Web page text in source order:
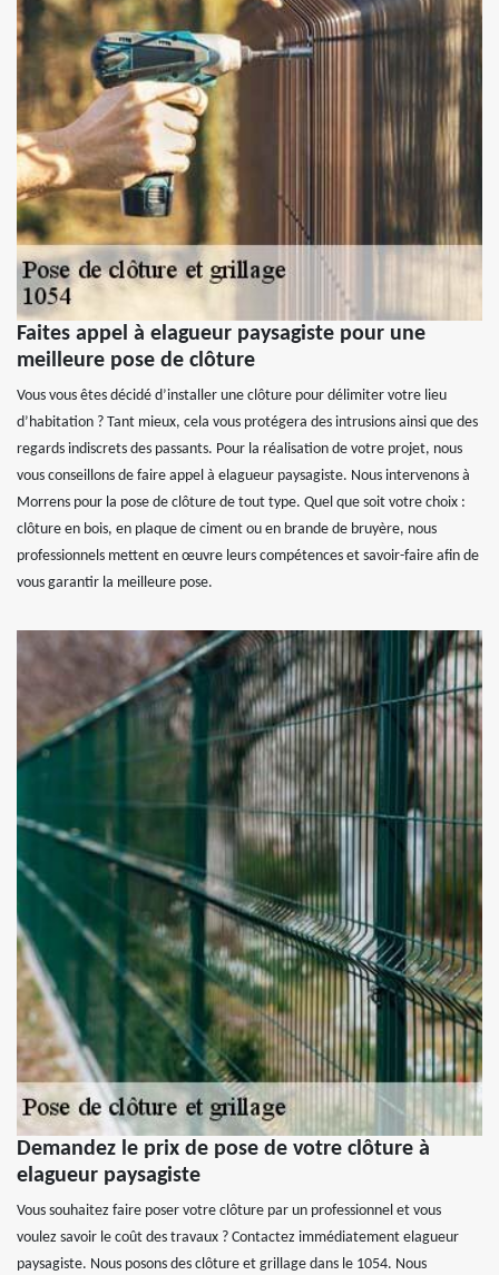
Faites appel à elagueur paysagiste pour une
meilleure pose de clôture
Vous vous êtes décidé d’installer une clôture pour délimiter votre lieu
d’habitation ? Tant mieux, cela vous protégera des intrusions ainsi que des
regards indiscrets des passants. Pour la réalisation de votre projet, nous
vous conseillons de faire appel à elagueur paysagiste. Nous intervenons à
Morrens pour la pose de clôture de tout type. Quel que soit votre choix :
clôture en bois, en plaque de ciment ou en brande de bruyère, nous
professionnels mettent en œuvre leurs compétences et savoir-faire afin de
vous garantir la meilleure pose.
Demandez le prix de pose de votre clôture à
elagueur paysagiste
Vous souhaitez faire poser votre clôture par un professionnel et vous
voulez savoir le coût des travaux ? Contactez immédiatement elagueur
paysagiste. Nous posons des clôture et grillage dans le 1054. Nous